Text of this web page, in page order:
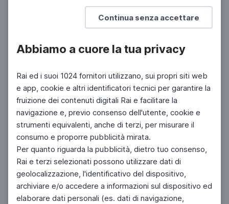
Continua senza accettare
Abbiamo a cuore la tua privacy
Rai ed i suoi 1024 fornitori utilizzano, sui propri siti web
e app, cookie e altri identificatori tecnici per garantire la
fruizione dei contenuti digitali Rai e facilitare la
navigazione e, previo consenso dell'utente, cookie e
strumenti equivalenti, anche di terzi, per misurare il
consumo e proporre pubblicità mirata.
Per quanto riguarda la pubblicità, dietro tuo consenso,
Rai e terzi selezionati possono utilizzare dati di
geolocalizzazione, l'identificativo del dispositivo,
archiviare e/o accedere a informazioni sul dispositivo ed
elaborare dati personali (es. dati di navigazione,